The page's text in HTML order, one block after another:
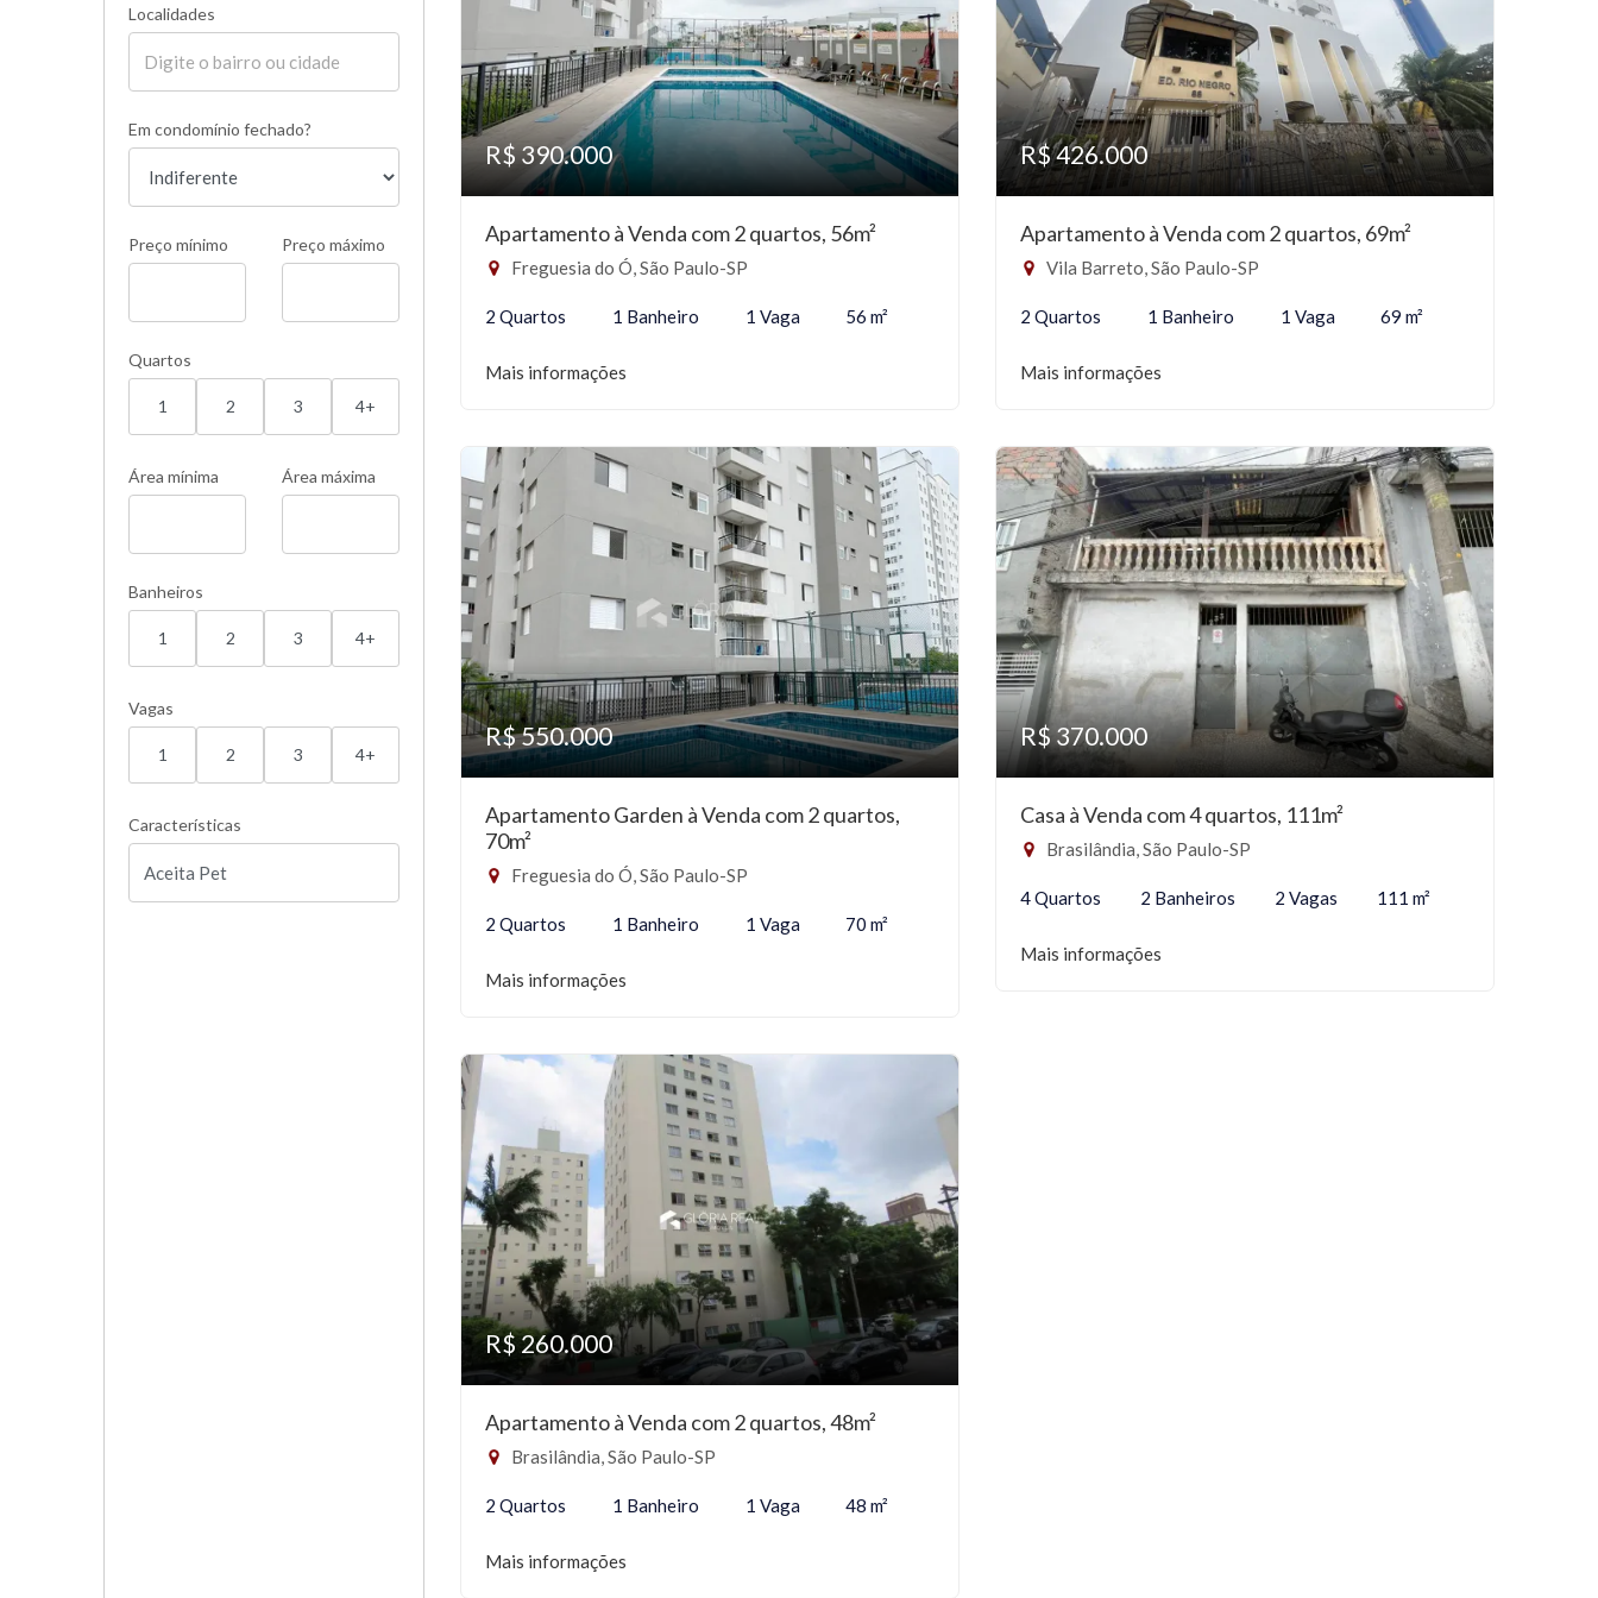
Localidades
Em condomínio fechado?
Preço mínimo Preço máximo
Quartos
1 2 3 4+
Área mínima Área máxima
Banheiros
1 2 3 4+
Vagas
1 2 3 4+
Características
R$ 390.000
Apartamento à Venda com 2 quartos, 56m²
Freguesia do Ó, São Paulo-SP
2 Quartos 1 Banheiro 1 Vaga 56 m²
Mais informações
R$ 426.000
Apartamento à Venda com 2 quartos, 69m²
Vila Barreto, São Paulo-SP
2 Quartos 1 Banheiro 1 Vaga 69 m²
Mais informações
R$ 550.000
Apartamento Garden à Venda com 2 quartos,
70m²
Freguesia do Ó, São Paulo-SP
2 Quartos 1 Banheiro 1 Vaga 70 m²
Mais informações
R$ 370.000
Casa à Venda com 4 quartos, 111m²
Brasilândia, São Paulo-SP
4 Quartos 2 Banheiros 2 Vagas 111 m²
Mais informações
R$ 260.000
Apartamento à Venda com 2 quartos, 48m²
Brasilândia, São Paulo-SP
2 Quartos 1 Banheiro 1 Vaga 48 m²
Mais informações